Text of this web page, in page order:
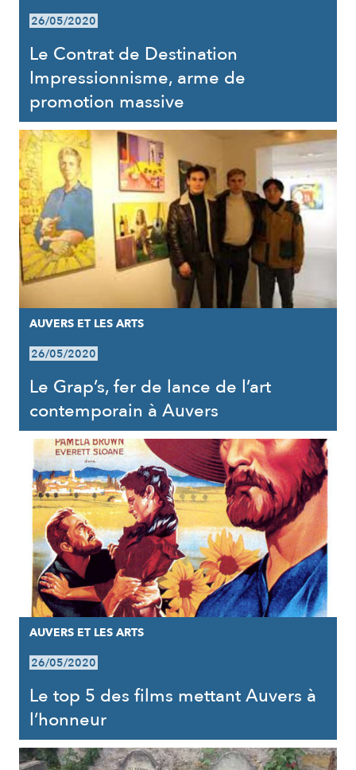
26/05/2020
Le Contrat de Destination
Impressionnisme, arme de
promotion massive
AUVERS ET LES ARTS
26/05/2020
Le Grap’s, fer de lance de l’art
contemporain à Auvers
AUVERS ET LES ARTS
26/05/2020
Le top 5 des films mettant Auvers à
l’honneur